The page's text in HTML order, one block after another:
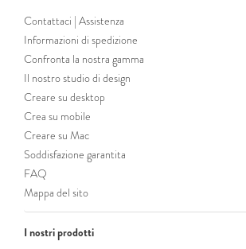
Contattaci | Assistenza
Informazioni di spedizione
Confronta la nostra gamma
Il nostro studio di design
Creare su desktop
Crea su mobile
Creare su Mac
Soddisfazione garantita
FAQ
Mappa del sito
I nostri prodotti